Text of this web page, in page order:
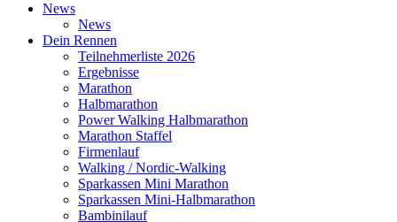
News
News
Dein Rennen
Teilnehmerliste 2026
Ergebnisse
Marathon
Halbmarathon
Power Walking Halbmarathon
Marathon Staffel
Firmenlauf
Walking / Nordic-Walking
Sparkassen Mini Marathon
Sparkassen Mini-Halbmarathon
Bambinilauf